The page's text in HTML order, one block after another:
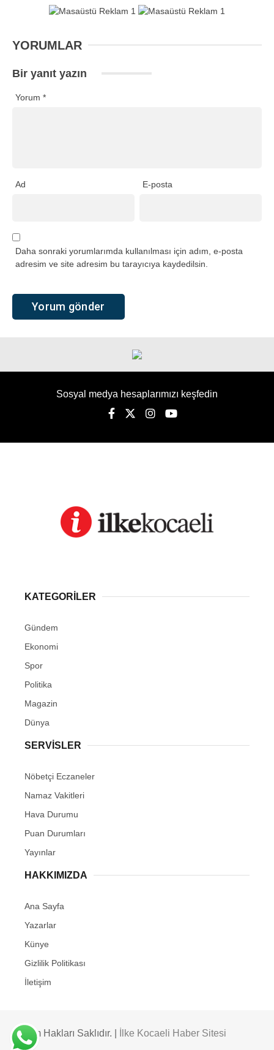
YORUMLAR
Bir yanıt yazın
Yorum *
Ad E-posta
Daha sonraki yorumlarımda kullanılması için adım, e-posta
adresim ve site adresim bu tarayıcıya kaydedilsin.
Sosyal medya hesaplarımızı keşfedin
KATEGORİLER
Gündem
Ekonomi
Spor
Politika
Magazin
Dünya
SERVİSLER
Nöbetçi Eczaneler
Namaz Vakitleri
Hava Durumu
Puan Durumları
Yayınlar
HAKKIMIZDA
Ana Sayfa
Yazarlar
Künye
Gizlilik Politikası
İletişim
Tüm Hakları Saklıdır. | İlke Kocaeli Haber Sitesi